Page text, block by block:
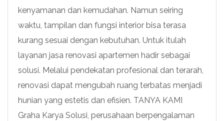
kenyamanan dan kemudahan. Namun seiring
waktu, tampilan dan fungsi interior bisa terasa
kurang sesuai dengan kebutuhan. Untuk itulah
layanan jasa renovasi apartemen hadir sebagai
solusi. Melalui pendekatan profesional dan terarah,
renovasi dapat mengubah ruang terbatas menjadi
hunian yang estetis dan efisien. TANYA KAMI
Graha Karya Solusi, perusahaan berpengalaman